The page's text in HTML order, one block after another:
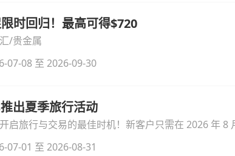
时回归！最高可得$720
/贵金属
07-08 至 2026-09-30
出夏季旅行活动
启旅行与交易的最佳时机！新客户只需在 2026 年 8
07-01 至 2026-08-31